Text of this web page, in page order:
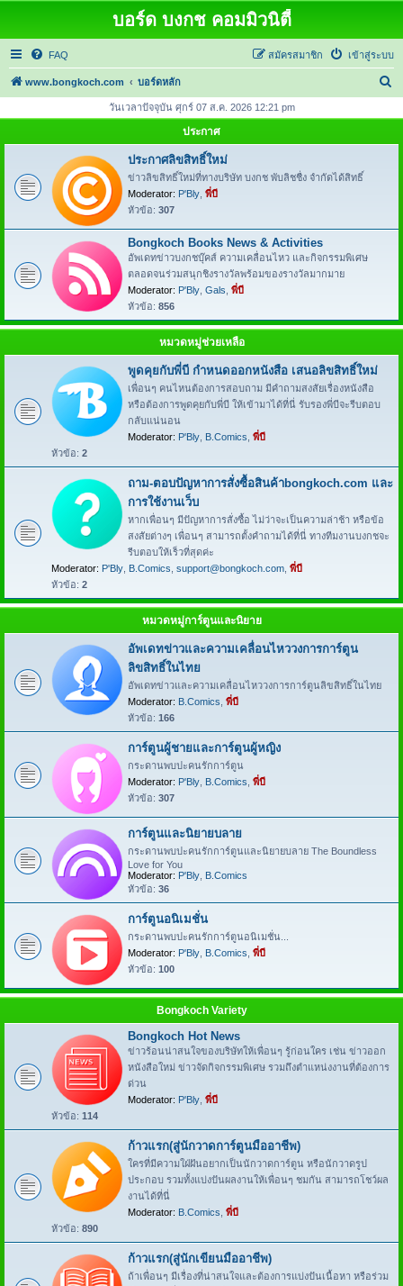
บอร์ด บงกช คอมมิวนิตี้
FAQ เข้าสู่ระบบ
สมัครสมาชิก
www.bongkoch.com บอร์ดหลัก
า
วันเวลาปัจจุบัน ศุกร์ 07 ส.ค. 2026 12:21 pm
ประกาศ
ประกาศลิขสิทธิ์ใหม่
ข่าวลิขสิทธิ์ใหม่ที่ทางบริษัท บงกช พับลิชชื่ง จำกัดได้สิทธิ์
Moderator: P'Bly พี่บี
หัวข้อ: 307
Bongkoch Books News & Activities
อัพเดทข่าวบงกชบุ๊คส์ ความเคลื่อนไหว และกิจกรรมพิเศษ
ตลอดจนร่วมสนุกชิงรางวัลพร้อมของรางวัลมากมาย
Moderator: P'Bly Gals พี่บี
หัวข้อ: 856
หมวดหมู่ช่วยเหลือ
พูดคุยกับพี่บี กำหนดออกหนังสือ เสนอลิขสิทธิ์ใหม่
เพื่อนๆ คนไหนต้องการสอบถาม มีคำถามสงสัยเรื่องหนังสือ
หรือต้องการพูดคุยกับพี่บี ให้เข้ามาได้ที่นี่ รับรองพี่บีจะรีบตอบ
กลับแน่นอน
Moderator: P'Bly B.Comics พี่บี
หัวข้อ: 2
ถาม-ตอบปัญหาการสั่งซื้อสินค้าbongkoch.com และ
การใช้งานเว็บ
หากเพื่อนๆ มีปัญหาการสั่งซื้อ ไม่ว่าจะเป็นความล่าช้า หรือข้อ
สงสัยต่างๆ เพื่อนๆ สามารถตั้งคำถามได้ที่นี่ ทางทีมงานบงกชจะ
รีบตอบให้เร็วที่สุดค่ะ
Moderator: P'Bly B.Comics support@bongkoch.com พี่บี
หัวข้อ: 2
หมวดหมู่การ์ตูนและนิยาย
อัพเดทข่าวและความเคลื่อนไหววงการการ์ตูน
ลิขสิทธิ์ในไทย
อัพเดทข่าวและความเคลื่อนไหววงการการ์ตูนลิขสิทธิ์ในไทย
Moderator: B.Comics พี่บี
หัวข้อ: 166
การ์ตูนผู้ชายและการ์ตูนผู้หญิง
กระดานพบปะคนรักการ์ตูน
Moderator: P'Bly B.Comics พี่บี
หัวข้อ: 307
การ์ตูนและนิยายบลาย
กระดานพบปะคนรักการ์ตูนและนิยายบลาย The Boundless
Love for You
Moderator: P'Bly B.Comics
หัวข้อ: 36
การ์ตูนอนิเมชั่น
กระดานพบปะคนรักการ์ตูนอนิเมชั่น...
Moderator: P'Bly B.Comics พี่บี
หัวข้อ: 100
Bongkoch Variety
Bongkoch Hot News
ข่าวร้อนน่าสนใจของบริษัทให้เพื่อนๆ รู้ก่อนใคร เช่น ข่าวออก
หนังสือใหม่ ข่าวจัดกิจกรรมพิเศษ รวมถึงตำแหน่งงานที่ต้องการ
ด่วน
Moderator: P'Bly พี่บี
หัวข้อ: 114
ก้าวแรก(สู่นักวาดการ์ตูนมืออาชีพ)
ใครที่มีความใฝ่ฝันอยากเป็นนักวาดการ์ตูน หรือนักวาดรูป
ประกอบ รวมทั้งแบ่งปันผลงานให้เพื่อนๆ ชมกัน สามารถโชว์ผล
งานได้ที่นี่
Moderator: B.Comics พี่บี
หัวข้อ: 890
ก้าวแรก(สู่นักเขียนมืออาชีพ)
ถ้าเพื่อนๆ มีเรื่องที่น่าสนใจและต้องการแบ่งปันเนื้อหา หรือร่วม